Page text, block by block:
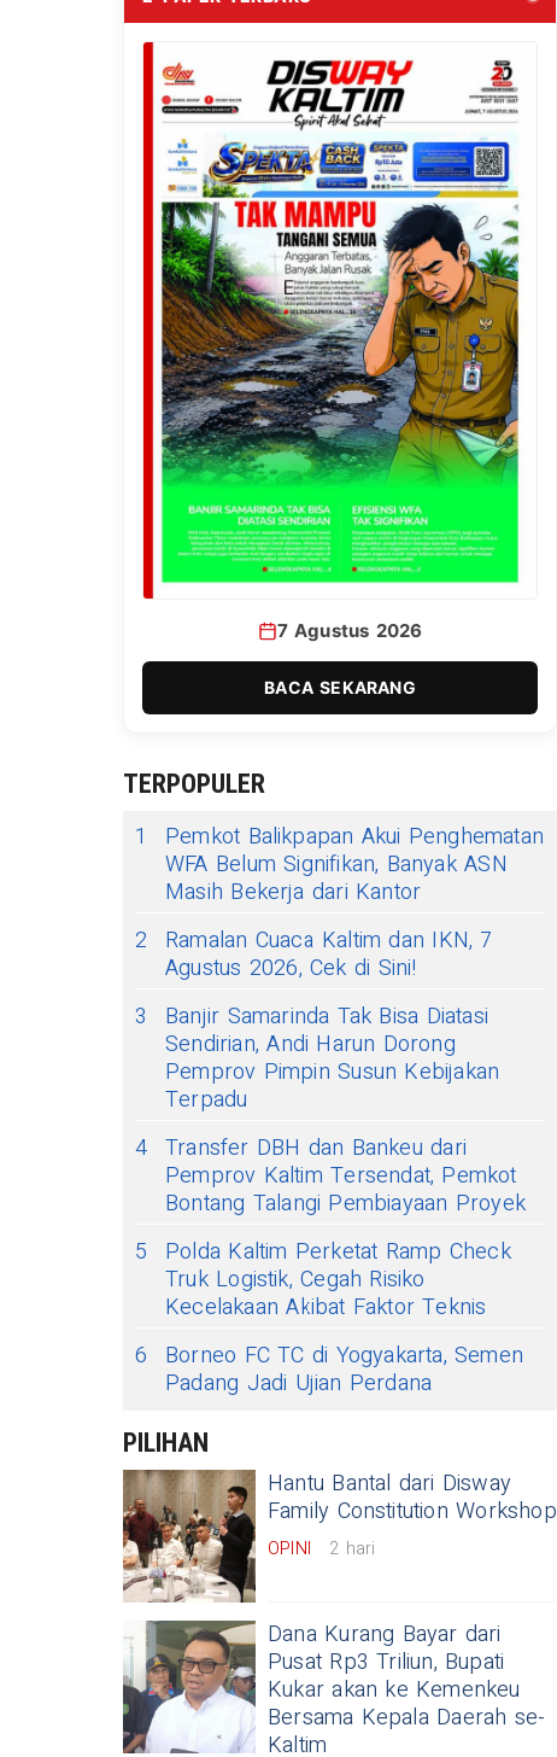
7 Agustus 2026
BACA SEKARANG
TERPOPULER
1
Pemkot Balikpapan Akui Penghematan
WFA Belum Signifikan, Banyak ASN
Masih Bekerja dari Kantor
2
Ramalan Cuaca Kaltim dan IKN, 7
Agustus 2026, Cek di Sini!
3
Banjir Samarinda Tak Bisa Diatasi
Sendirian, Andi Harun Dorong
Pemprov Pimpin Susun Kebijakan
Terpadu
4 Transfer DBH dan Bankeu dari
Pemprov Kaltim Tersendat, Pemkot
Bontang Talangi Pembiayaan Proyek
5
Polda Kaltim Perketat Ramp Check
Truk Logistik, Cegah Risiko
Kecelakaan Akibat Faktor Teknis
6
Borneo FC TC di Yogyakarta, Semen
Padang Jadi Ujian Perdana
PILIHAN
Hantu Bantal dari Disway
Family Constitution Workshop
OPINI 2 hari
Dana Kurang Bayar dari
Pusat Rp3 Triliun, Bupati
Kukar akan ke Kemenkeu
Bersama Kepala Daerah se-
Kaltim